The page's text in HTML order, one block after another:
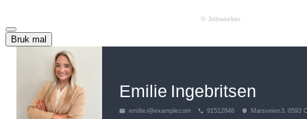
Bruk mal